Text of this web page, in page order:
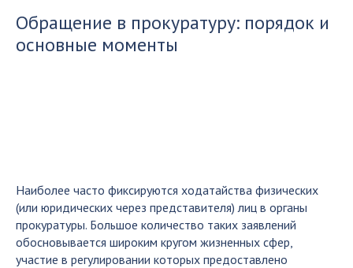
Обращение в прокуратуру: порядок и
основные моменты
Наиболее часто фиксируются ходатайства физических
(или юридических через представителя) лиц в органы
прокуратуры. Большое количество таких заявлений
обосновывается широким кругом жизненных сфер,
участие в регулировании которых предоставлено